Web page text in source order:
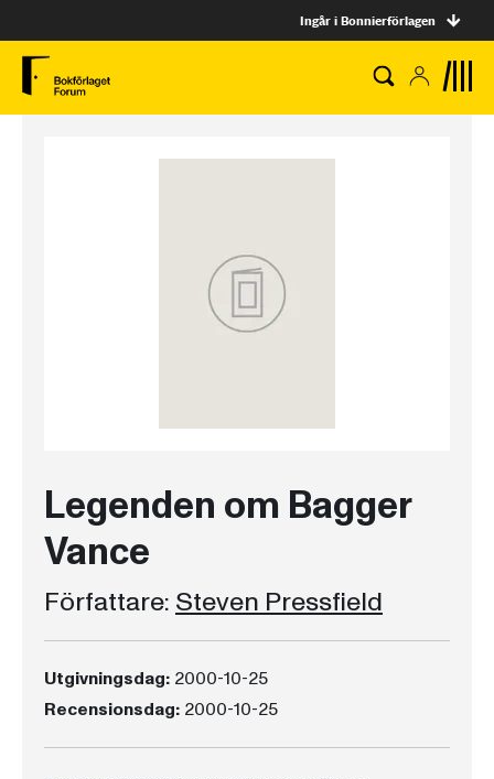
Ingår i Bonnierförlagen
Legenden om Bagger
Vance
Författare: Steven Pressfield
Utgivningsdag: 2000-10-25
Recensionsdag: 2000-10-25